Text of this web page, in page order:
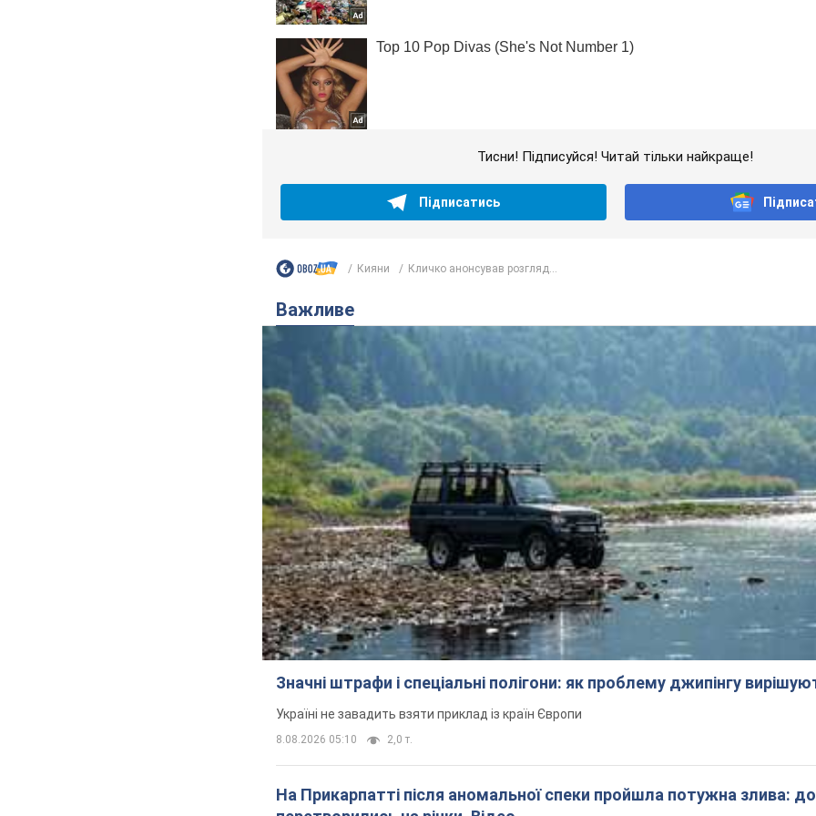
Тисни! Підписуйся! Читай тільки найкраще!
Підписатись
Кияни Кличко анонсував розгляд...
Важливе
Значні штрафи і спеціальні полігони: як проблему джипінгу
Україні не завадить взяти приклад із країн Європи
8.08.2026 05:10 2,0 т.
На Прикарпатті після аномальної спеки пройшла потужна злива: